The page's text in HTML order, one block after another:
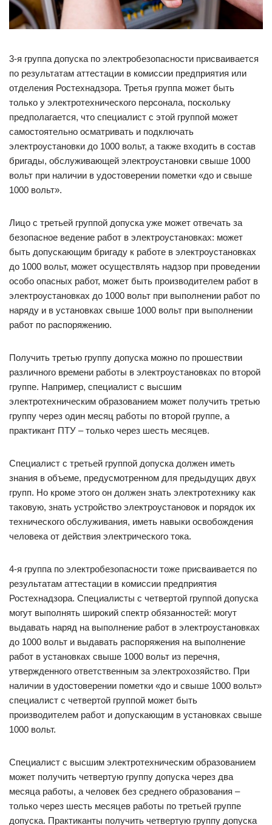
3-я группа допуска по электробезопасности присваивается
по результатам аттестации в комиссии предприятия или
отделения Ростехнадзора. Третья группа может быть
только у электротехнического персонала, поскольку
предполагается, что специалист с этой группой может
самостоятельно осматривать и подключать
электроустановки до 1000 вольт, а также входить в состав
бригады, обслуживающей электроустановки свыше 1000
вольт при наличии в удостоверении пометки «до и свыше
1000 вольт».
Лицо с третьей группой допуска уже может отвечать за
безопасное ведение работ в электроустановках: может
быть допускающим бригаду к работе в электроустановках
до 1000 вольт, может осуществлять надзор при проведении
особо опасных работ, может быть производителем работ в
электроустановках до 1000 вольт при выполнении работ по
наряду и в установках свыше 1000 вольт при выполнении
работ по распоряжению.
Получить третью группу допуска можно по прошествии
различного времени работы в электроустановках по второй
группе. Например, специалист с высшим
электротехническим образованием может получить третью
группу через один месяц работы по второй группе, а
практикант ПТУ – только через шесть месяцев.
Специалист с третьей группой допуска должен иметь
знания в объеме, предусмотренном для предыдущих двух
групп. Но кроме этого он должен знать электротехнику как
таковую, знать устройство электроустановок и порядок их
технического обслуживания, иметь навыки освобождения
человека от действия электрического тока.
4-я группа по электробезопасности тоже присваивается по
результатам аттестации в комиссии предприятия
Ростехнадзора. Специалисты с четвертой группой допуска
могут выполнять широкий спектр обязанностей: могут
выдавать наряд на выполнение работ в электроустановках
до 1000 вольт и выдавать распоряжения на выполнение
работ в установках свыше 1000 вольт из перечня,
утвержденного ответственным за электрохозяйство. При
наличии в удостоверении пометки «до и свыше 1000 вольт»
специалист с четвертой группой может быть
производителем работ и допускающим в установках свыше
1000 вольт.
Специалист с высшим электротехническим образованием
может получить четвертую группу допуска через два
месяца работы, а человек без среднего образования –
только через шесть месяцев работы по третьей группе
допуска. Практиканты получить четвертую группу допуска